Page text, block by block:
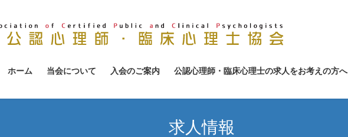
ホーム 当会について 入会のご案内 公認心理師・臨床心理士の求人をお考えの方へ
求人情報